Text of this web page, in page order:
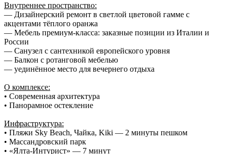
Внутреннее пространство:
— Дизайнерский ремонт в светлой цветовой гамме с
акцентами тёплого оранжа
— Мебель премиум-класса: заказные позиции из Италии и
России
— Санузел с сантехникой европейского уровня
— Балкон с ротанговой мебелью
— уединённое место для вечернего отдыха
О комплексе:
• Современная архитектура
• Панорамное остекление
Инфраструктура:
• Пляжи Sky Beach, Чайка, Kiki — 2 минуты пешком
• Массандровский парк
• «Ялта-Интурист» — 7 минут